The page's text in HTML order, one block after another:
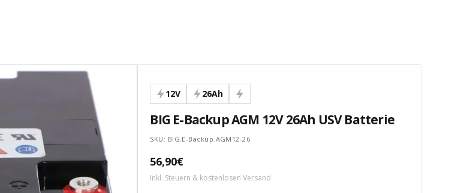
12V 26Ah
BIG E-Backup AGM 12V 26Ah USV Batterie
SKU: BIG.E-Backup.AGM12-26
Angebotspreis
56,90€
Inkl. Steuern & kostenlosen Versand